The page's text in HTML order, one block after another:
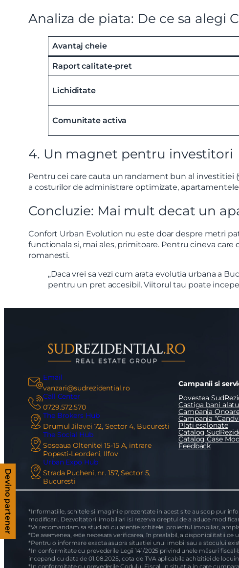
Analiza de piata: De ce sa alegi
Avantaj cheie
Raport calitate-pret
Lichiditate
Comunitate activa
4. Un magnet pentru investitori
Pentru cei care cauta un randament bun al investitiei
a costurilor de administrare optimizate,
Concluzie: Mai mult decat un
Confort Urban Evolution nu este doar despre metri
functionala si, mai ales, primitoare. Pentru cineva
romanesti.
„Daca vrei sa vezi cum arata evolutia urbana a
pentru un pret accesibil. Viitorul tau poate incepe
Email
vanzari@sudrezidential.ro
Call Center
0729.572.570
The Brokers Hub
Drumul Jilavei 72, Sector 4, Bucuresti
The Social Hub
Soseaua Oltenitei 15-15 A, intrare
Popesti-Leordeni, Ilfov
Urban Expo Hub
Strada Pucheni, nr. 157, Sector 5,
Bucuresti
Campanii si
Povestea
Castiga bani
Campania
Campania
Plati esalonate
Catalog
Catalog Case
Feedback
*Informatiile, schitele si imaginile prezentate in acest site au scop pur
modificari. Dezvoltatorii imobiliari isi rezerva dreptul de a aduce
*Va recomandam sa studiati cu atentie schitele, proiectul imobiliar,
*De asemenea, este necesara verificarea, în prealabil, a disponibilitatii
*Pentru o informare exacta asupra situatiei unui imobil sau a stocului
*In conformitate cu prevederile Legii 141/2025 privind unele măsuri
incepand cu data de 01.08.2025, cota de TVA aplicabila achizitiei de
*In conformitate cu prevederile Codului Fiscal, in situatia in care
Devino partener